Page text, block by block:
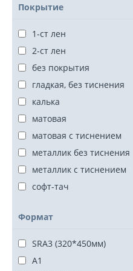
Покрытие
1-ст лен
2-ст лен
без покрытия
гладкая, без тиснения
калька
матовая
матовая с тиснением
металлик без тиснения
металлик с тиснением
софт-тач
Формат
SRA3 (320*450мм)
А1